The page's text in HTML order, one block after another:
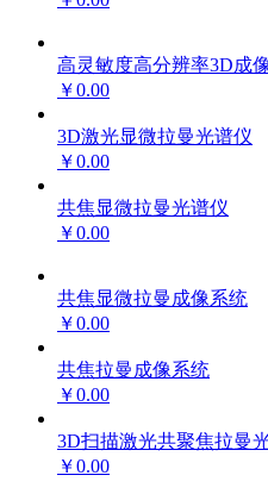
高灵敏度高分辨率3D成
￥0.00
3D激光显微拉曼光谱仪
￥0.00
共焦显微拉曼光谱仪
￥0.00
共焦显微拉曼成像系统
￥0.00
共焦拉曼成像系统
￥0.00
3D扫描激光共聚焦拉曼
￥0.00